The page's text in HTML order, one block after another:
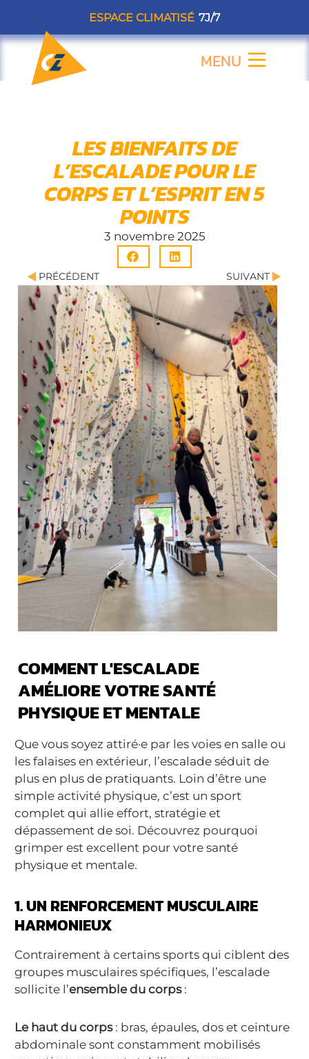
contenu
ESPACE CLIMATISÉ 7J/7
Flyout
MENU
LES BIENFAITS DE
L’ESCALADE POUR LE
CORPS ET L’ESPRIT EN 5
POINTS
3 novembre 2025
Précédent
PRÉCÉDENT SUIVANT
COMMENT L'ESCALADE
AMÉLIORE VOTRE SANTÉ
PHYSIQUE ET MENTALE
Que vous soyez attiré·e par les voies en salle ou
les falaises en extérieur, l’escalade séduit de
plus en plus de pratiquants. Loin d’être une
simple activité physique, c’est un sport
complet qui allie effort, stratégie et
dépassement de soi. Découvrez pourquoi
grimper est excellent pour votre santé
physique et mentale.
1. UN RENFORCEMENT MUSCULAIRE
HARMONIEUX
Contrairement à certains sports qui ciblent des
groupes musculaires spécifiques, l’escalade
sollicite l’ensemble du corps:
Le haut du corps: bras, épaules, dos et ceinture
abdominale sont constamment mobilisés